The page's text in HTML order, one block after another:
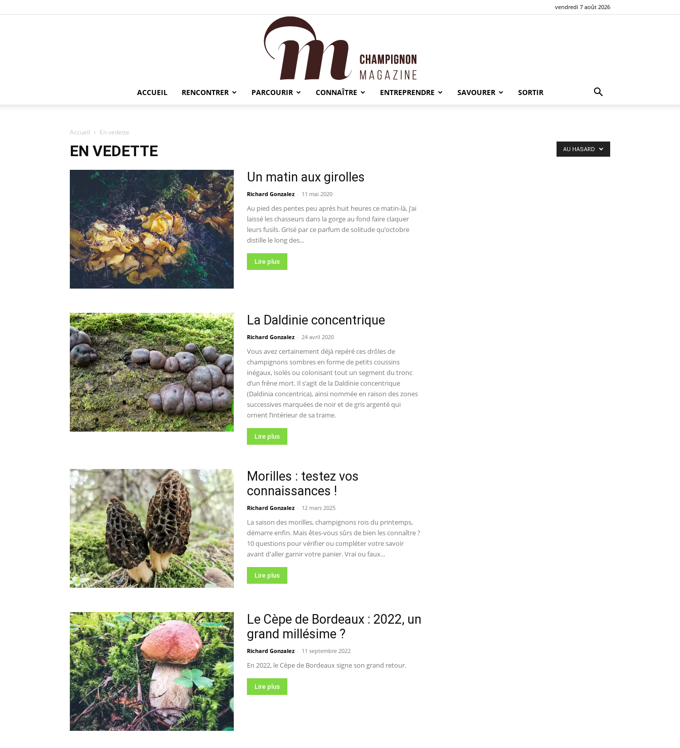
vendredi 7 août 2026
Magazine
ACCUEIL RENCONTRER PARCOURIR CONNAÎTRE ENTREPRENDRE SAVOURER SORTIR
Accueil En vedette
EN VEDETTE AU HASARD
Un matin aux girolles
Richard Gonzalez - 11 mai 2020
Au pied des pentes peu après huit heures ce matin-là, j’ai
laissé les chasseurs dans la gorge au fond faire claquer
leurs fusils. Grisé par ce parfum de solitude qu’octobre
distille le long des...
Lire plus
La Daldinie concentrique
Richard Gonzalez - 24 avril 2020
Vous avez certainement déjà repéré ces drôles de
champignons sombres en forme de petits coussins
inégaux, isolés ou colonisant tout un segment du tronc
d’un frêne mort. Il s’agit de la Daldinie concentrique
(Daldinia concentrica), ainsi nommée en raison des zones
successives marquées de noir et de gris argenté qui
ornent l’intérieur de sa trame.
Lire plus
Morilles : testez vos
connaissances !
Richard Gonzalez - 12 mars 2025
La saison des morilles, champignons rois du printemps,
démarre enfin. Mais êtes-vous sûrs de bien les connaître ?
10 questions pour vérifier ou compléter votre savoir
avant d'aller garnir votre panier. Vrai ou faux...
Lire plus
Le Cèpe de Bordeaux : 2022, un
grand millésime ?
Richard Gonzalez - 11 septembre 2022
En 2022, le Cèpe de Bordeaux signe son grand retour.
Lire plus